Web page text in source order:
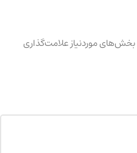
بخش‌های موردنیاز علامت‌گذاری